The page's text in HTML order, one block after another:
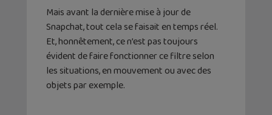
Mais avant la dernière mise à jour de
Snapchat, tout cela se faisait en temps réel.
Et, honnêtement, ce n’est pas toujours
évident de faire fonctionner ce filtre selon
les situations, en mouvement ou avec des
objets par exemple.